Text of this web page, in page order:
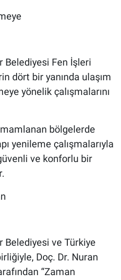
Belediyesi Fen İşleri
dört bir yanında ulaşım
yönelik çalışmalarını
bölgelerde
yenileme çalışmalarıyla
ve konforlu bir
Belediyesi ve Türkiye
Doç. Dr. Nuran
“Zaman